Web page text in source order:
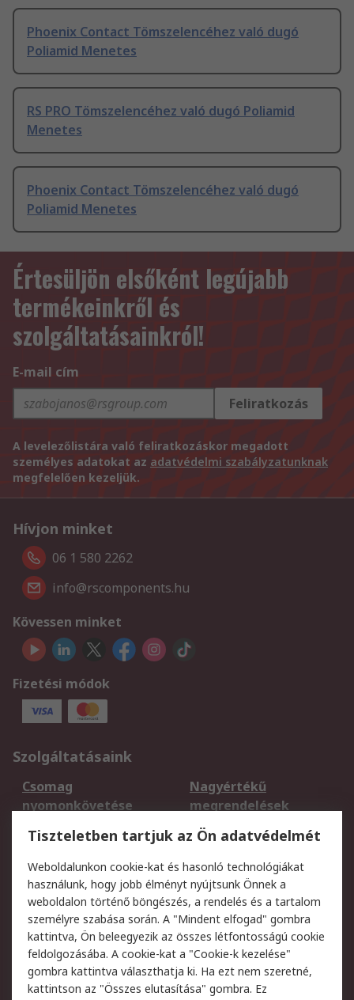
Phoenix Contact Tömszelencéhez való dugó
Poliamid Menetes
RS PRO Tömszelencéhez való dugó Poliamid
Menetes
Phoenix Contact Tömszelencéhez való dugó
Poliamid Menetes
Értesüljön elsőként legújabb
termékeinkről és
szolgáltatásainkról!
E-mail cím
Feliratkozás
A levelezőlistára való feliratkozáskor megadott
személyes adatokat az adatvédelmi szabályzatunknak
megfelelően kezeljük.
Hívjon minket
06 1 580 2262
info@rscomponents.hu
Kövessen minket
Fizetési módok
Szolgáltatásaink
Csomag
nyomonkövetése
Nagyértékű
megrendelések
Regisztráció
Szállítás
Termékvisszaküldés
Szolgáltatások
Jogi
Adatvédelmi
szabályzat
Az RS értékesítési
feltételei
Cookie szabályzat
Email biztonság
Tiszteletben tartjuk az Ön adatvédelmét
Weboldalunkon cookie-kat és hasonló technológiákat
használunk, hogy jobb élményt nyújtsunk Önnek a
weboldalon történő böngészés, a rendelés és a tartalom
személyre szabása során. A "Mindent elfogad" gombra
kattintva, Ön beleegyezik az összes létfontosságú cookie
feldolgozásába. A cookie-kat a "Cookie-k kezelése"
gombra kattintva választhatja ki. Ha ezt nem szeretné,
kattintson az "Összes elutasítása" gombra. Ez